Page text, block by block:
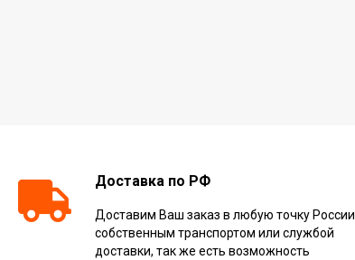
Доставка по РФ
Доставим Ваш заказ в любую точку России
собственным транспортом или службой
доставки, так же есть возможность